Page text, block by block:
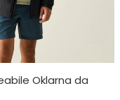
Oklarna da